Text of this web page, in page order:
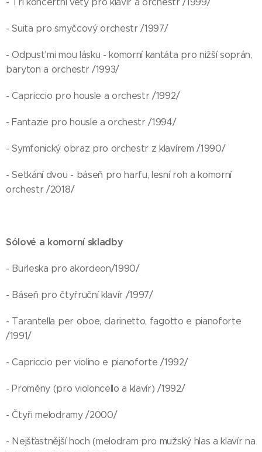
- Suita pro smyčcový orchestr /1997/
- Odpusť mi mou lásku - komorní kantáta pro nižší soprán,
baryton a orchestr /1993/
- Capriccio pro housle a orchestr /1992/
- Fantazie pro housle a orchestr /1994/
- Symfonický obraz pro orchestr z klavírem /1990/
- Setkání dvou - báseň pro harfu, lesní roh a komorní
orchestr /2018/
Sólové a komorní skladby
- Burleska pro akordeon/1990/
- Báseň pro čtyřruční klavír /1997/
- Tarantella per oboe, clarinetto, fagotto e pianoforte
/1991/
- Capriccio per violino e pianoforte /1992/
- Proměny (pro violoncello a klavír) /1992/
- Čtyři melodramy /2000/
- Nejšťastnější hoch (melodram pro mužský hlas a klavír na